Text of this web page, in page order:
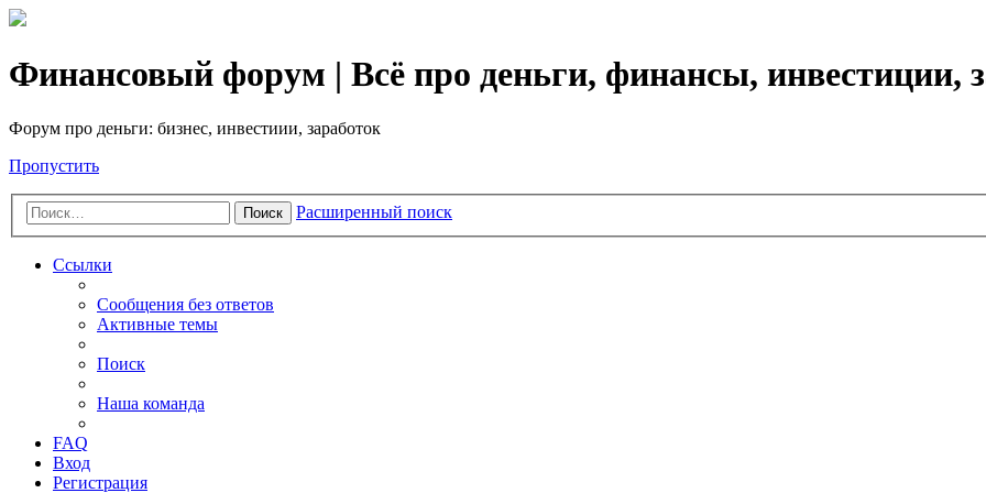
Финансовый форум | Всё про деньги, финансы, инвестиции,
Форум про деньги: бизнес, инвестиии, заработок
Пропустить
Поиск Расширенный поиск
Ссылки
Сообщения без ответов
Активные темы
Поиск
Наша команда
FAQ
Вход
Регистрация